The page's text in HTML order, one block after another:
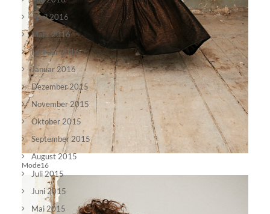
Mode16
April 2016
März 2016
Februar 2016
Januar 2016
Dezember 2015
November 2015
Oktober 2015
September 2015
August 2015
Juli 2015
Juni 2015
Mai 2015